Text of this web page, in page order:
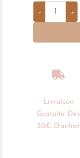
Livraison
Gratuite Dès
30€ D'achat